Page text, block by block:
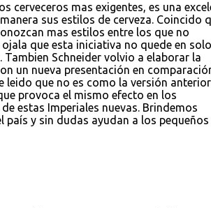
cerveceros mas exigentes, es una
sus estilos de cerveza. Coincido
mas estilos entre los que no
que esta iniciativa no quede en
Schneider volvio a elaborar la
un nueva presentación en
que no es como la versión
provoca el mismo efecto en los
estas Imperiales nuevas. Brindemos
y sin dudas ayudan a los pequeños